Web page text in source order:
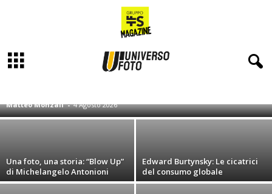
INTERVISTE
SALOTTO FOTOGRAFICO, PRIMI PASSI NELLA FOTOGRAFIA
STORYTELLING
TECNICA DEL COLORE
UNA FOTO, UNA STORIA
Matteo Monzali - 4 Agosto 2026
Una foto, una storia: “Blow Up”
di Michelangelo Antonioni
Edward Burtynsky: Le cicatrici
del consumo globale